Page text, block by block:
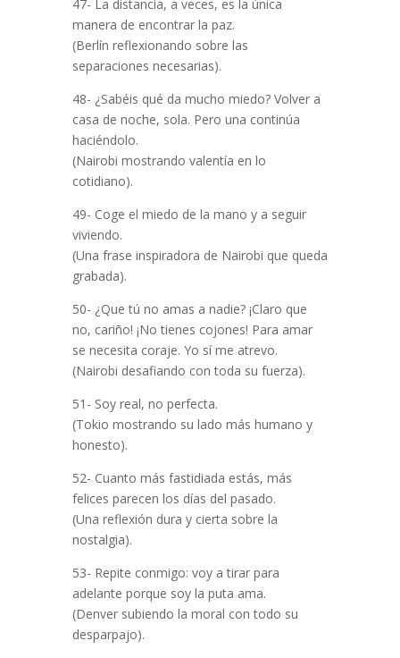
47- La distancia, a veces, es la única
manera de encontrar la paz.
(Berlín reflexionando sobre las
separaciones necesarias).
48- ¿Sabéis qué da mucho miedo? Volver a
casa de noche, sola. Pero una continúa
haciéndolo.
(Nairobi mostrando valentía en lo
cotidiano).
49- Coge el miedo de la mano y a seguir
viviendo.
(Una frase inspiradora de Nairobi que queda
grabada).
50- ¿Que tú no amas a nadie? ¡Claro que
no, cariño! ¡No tienes cojones! Para amar
se necesita coraje. Yo sí me atrevo.
(Nairobi desafiando con toda su fuerza).
51- Soy real, no perfecta.
(Tokio mostrando su lado más humano y
honesto).
52- Cuanto más fastidiada estás, más
felices parecen los días del pasado.
(Una reflexión dura y cierta sobre la
nostalgia).
53- Repite conmigo: voy a tirar para
adelante porque soy la puta ama.
(Denver subiendo la moral con todo su
desparpajo).